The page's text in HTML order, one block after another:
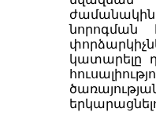
նորոգման
կատարելը